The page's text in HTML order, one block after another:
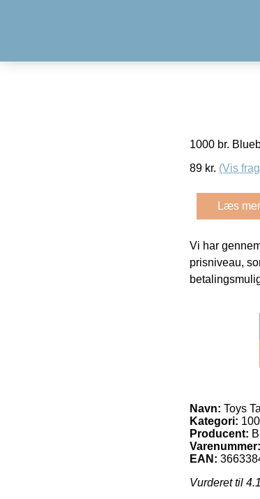
1000 br.
89 kr. (Vis
Læs
Vi har
prisniveau,
Navn: Toys
Kategori:
Producent:
Varenummer:
EAN:
Vurderet til 4.1